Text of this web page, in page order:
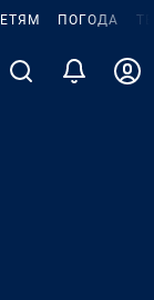
ПОГОДА